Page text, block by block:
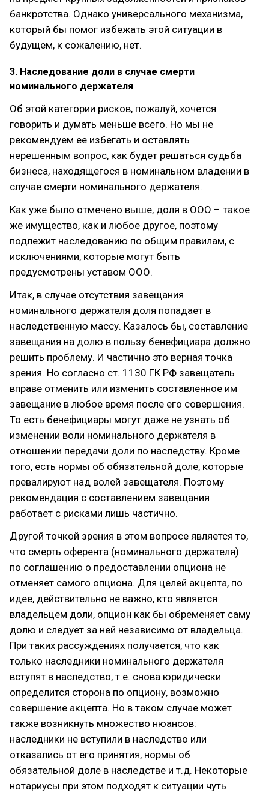
банкротства. Однако универсального механизма,
который бы помог избежать этой ситуации в
будущем, к сожалению, нет.
3. Наследование доли в случае смерти
номинального держателя
Об этой категории рисков, пожалуй, хочется
говорить и думать меньше всего. Но мы не
рекомендуем ее избегать и оставлять
нерешенным вопрос, как будет решаться судьба
бизнеса, находящегося в номинальном владении в
случае смерти номинального держателя.
Как уже было отмечено выше, доля в ООО – такое
же имущество, как и любое другое, поэтому
подлежит наследованию по общим правилам, с
исключениями, которые могут быть
предусмотрены уставом ООО.
Итак, в случае отсутствия завещания
номинального держателя доля попадает в
наследственную массу. Казалось бы, составление
завещания на долю в пользу бенефициара должно
решить проблему. И частично это верная точка
зрения. Но согласно ст. 1130 ГК РФ завещатель
вправе отменить или изменить составленное им
завещание в любое время после его совершения.
То есть бенефициары могут даже не узнать об
изменении воли номинального держателя в
отношении передачи доли по наследству. Кроме
того, есть нормы об обязательной доле, которые
превалируют над волей завещателя. Поэтому
рекомендация с составлением завещания
работает с рисками лишь частично.
Другой точкой зрения в этом вопросе является то,
что смерть оферента (номинального держателя)
по соглашению о предоставлении опциона не
отменяет самого опциона. Для целей акцепта, по
идее, действительно не важно, кто является
владельцем доли, опцион как бы обременяет саму
долю и следует за ней независимо от владельца.
При таких рассуждениях получается, что как
только наследники номинального держателя
вступят в наследство, т.е. снова юридически
определится сторона по опциону, возможно
совершение акцепта. Но в таком случае может
также возникнуть множество нюансов:
наследники не вступили в наследство или
отказались от его принятия, нормы об
обязательной доле в наследстве и т.д. Некоторые
нотариусы при этом подходят к ситуации чуть